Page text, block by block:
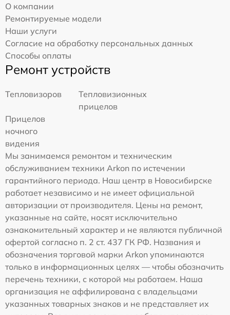
О компании
Ремонтируемые модели
Наши услуги
Согласие на обработку персональных данных
Способы оплаты
Ремонт устройств
Тепловизоров
Тепловизионных
прицелов
Прицелов
ночного
видения
Мы занимаемся ремонтом и техническим
обслуживанием техники Arkon по истечении
гарантийного периода. Наш центр в Новосибирске
работает независимо и не имеет официальной
авторизации от производителя. Цены на ремонт,
указанные на сайте, носят исключительно
ознакомительный характер и не являются публичной
офертой согласно п. 2 ст. 437 ГК РФ. Названия и
обозначения торговой марки Arkon упоминаются
только в информационных целях — чтобы обозначить
перечень техники, с которой мы работаем. Наша
организация не аффилирована с владельцами
указанных товарных знаков и не представляет их